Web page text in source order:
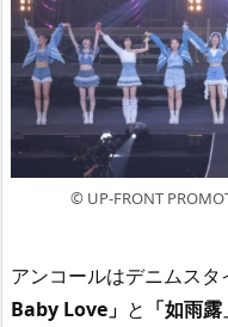
© UP-FRONT
アンコールはデニムスタ
Baby Love」 と 「如雨露